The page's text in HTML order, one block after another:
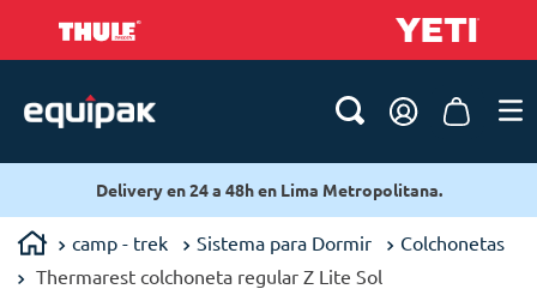
Delivery en 24 a 48h en Lima Metropolitana.
camp - trek Sistema para Dormir
Colchonetas
Thermarest colchoneta regular Z Lite Sol